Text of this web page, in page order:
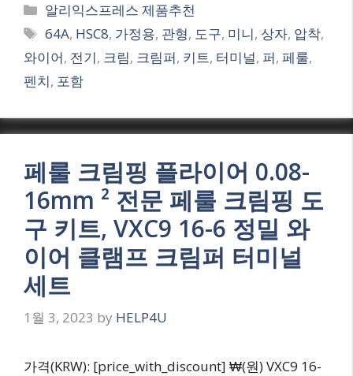
Categories
알리익스프레스 제품추천
Tags
64A, HSC8, 가정용, 관형, 도구, 미니, 상자, 압착,
와이어, 전기, 크림, 크림퍼, 키트, 터미널, 퍼, 페룰,
펜치, 포함
페룰 크림핑 플라이어 0.08-
16mm ² 전문 페룰 크림핑 도
구 키트, VXC9 16-6 정밀 와
이어 클램프 크림퍼 터미널
세트
1월 3, 2023 by HELP4U
가격(KRW): [price_with_discount] ₩(원) VXC9 16-